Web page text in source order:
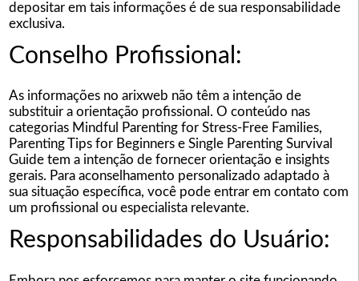
depositar em tais informações é de sua responsabilidade
exclusiva.
Conselho Profissional:
As informações no arixweb não têm a intenção de
substituir a orientação profissional. O conteúdo nas
categorias Mindful Parenting for Stress-Free Families,
Parenting Tips for Beginners e Single Parenting Survival
Guide tem a intenção de fornecer orientação e insights
gerais. Para aconselhamento personalizado adaptado à
sua situação específica, você pode entrar em contato com
um profissional ou especialista relevante.
Responsabilidades do Usuário: